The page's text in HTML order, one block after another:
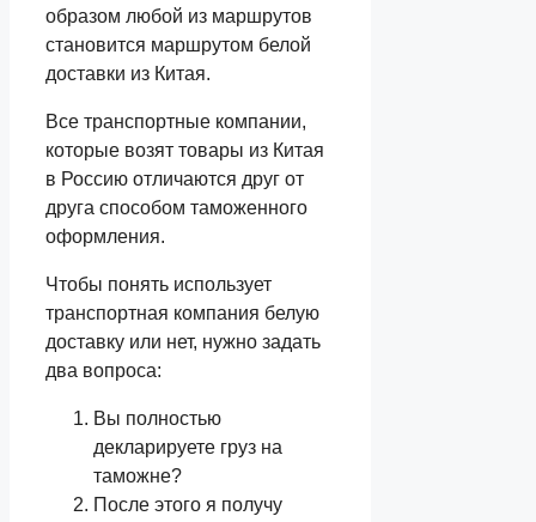
образом любой из маршрутов
становится маршрутом белой
доставки из Китая.
Все транспортные компании,
которые возят товары из Китая
в Россию отличаются друг от
друга способом таможенного
оформления.
Чтобы понять использует
транспортная компания белую
доставку или нет, нужно задать
два вопроса:
Вы полностью
декларируете груз на
таможне?
После этого я получу